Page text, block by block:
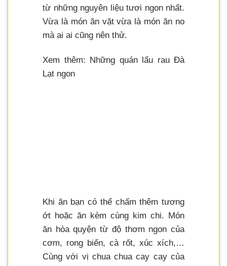
từ những nguyên liệu tươi ngon nhất.
Vừa là món ăn vặt vừa là món ăn no
mà ai ai cũng nên thử.
Xem thêm: Những quán lẩu rau Đà
Lạt ngon
Khi ăn bạn có thể chấm thêm tương
ớt hoặc ăn kèm cùng kim chi. Món
ăn hòa quyện từ độ thơm ngon của
cơm, rong biển, cà rốt, xúc xích,…
Cùng với vị chua chua cay cay của